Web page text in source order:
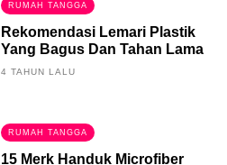
RUMAH TANGGA
Rekomendasi Lemari Plastik
Yang Bagus Dan Tahan Lama
4 TAHUN LALU
RUMAH TANGGA
15 Merk Handuk Microfiber